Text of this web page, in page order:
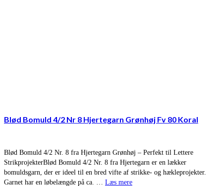
Blød Bomuld 4/2 Nr 8 Hjertegarn Grønhøj Fv 80 Koral
Blød Bomuld 4/2 Nr. 8 fra Hjertegarn Grønhøj – Perfekt til Lettere
StrikprojekterBlød Bomuld 4/2 Nr. 8 fra Hjertegarn er en lækker
bomuldsgarn, der er ideel til en bred vifte af strikke- og hækleprojekter.
Garnet har en løbelængde på ca. … Læs mere